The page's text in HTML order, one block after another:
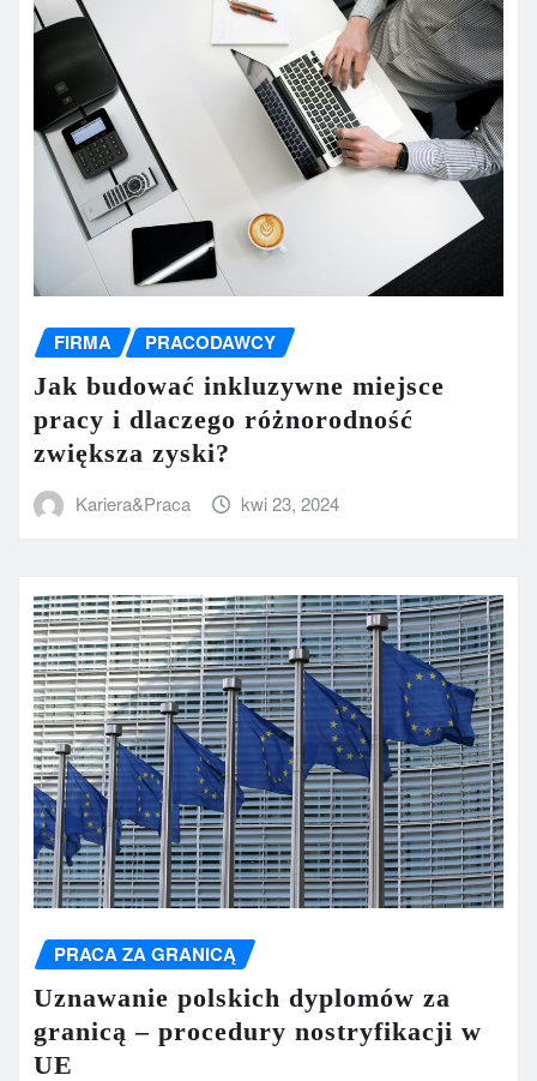
FIRMA PRACODAWCY
Jak budować inkluzywne miejsce
pracy i dlaczego różnorodność
zwiększa zyski?
Kariera&Praca kwi 23, 2024
PRACA ZA GRANICĄ
Uznawanie polskich dyplomów za
granicą – procedury nostryfikacji w
UE